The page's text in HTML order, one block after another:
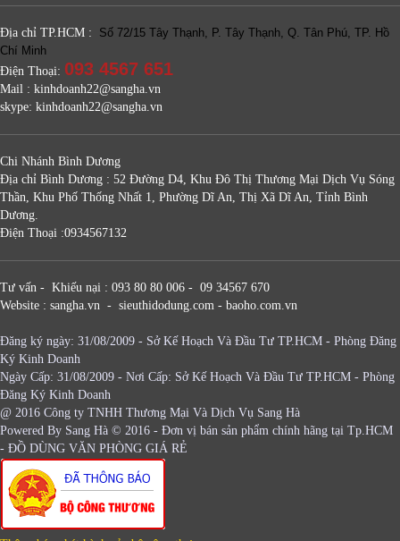
Địa chỉ TP.HCM :
Số 72/15 Tây Thạnh, P. Tây Thạnh, Q. Tân Phú, TP. Hồ
Chí Minh
Điện Thoại: 093 4567 651
Mail : kinhdoanh22@sangha.vn
skype: kinhdoanh22@sangha.vn
Chi Nhánh Bình Dương
Địa chỉ Bình Dương : 52 Đường D4, Khu Đô Thị Thương Mại Dịch Vụ Sóng
Thần, Khu Phố Thống Nhất 1, Phường Dĩ An, Thị Xã Dĩ An, Tỉnh Bình
Dương.
Điện Thoại :0934567132
Tư vấn - Khiếu nại : 093 80 80 006 - 09 34567 670
Website : sangha.vn - sieuthidodung.com - baoho.com.vn
Đăng ký ngày: 31/08/2009 - Sở Kế Hoạch Và Đầu Tư TP.HCM - Phòng Đăng
Ký Kinh Doanh
Ngày Cấp: 31/08/2009 - Nơi Cấp: Sở Kế Hoạch Và Đầu Tư TP.HCM - Phòng
Đăng Ký Kinh Doanh
@ 2016 Công ty TNHH Thương Mại Và Dịch Vụ Sang Hà
Powered By Sang Hà © 2016 - Đơn vị bán sản phẩm chính hãng tại Tp.HCM
- ĐỒ DÙNG VĂN PHÒNG GIÁ RẺ